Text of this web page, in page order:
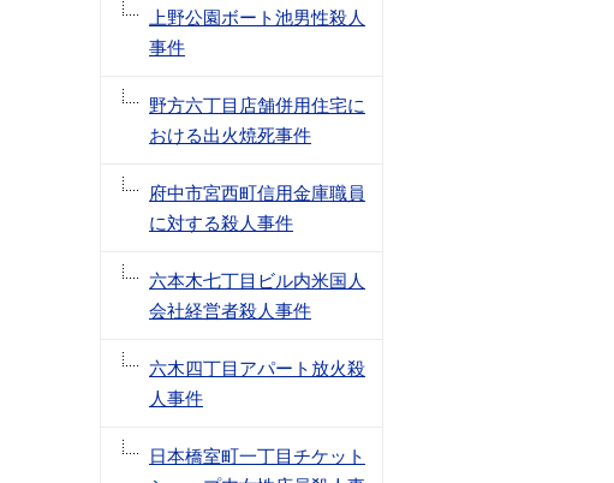
上野公園ボート池男性殺人
事件
野方六丁目店舗併用住宅に
おける出火焼死事件
府中市宮西町信用金庫職員
に対する殺人事件
六本木七丁目ビル内米国人
会社経営者殺人事件
六木四丁目アパート放火殺
人事件
日本橋室町一丁目チケット